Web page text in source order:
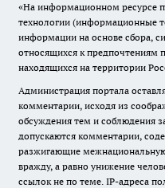
«На информационном ресурсе
технологии (информационные
информации на основе сбора,
относящихся к предпочтениям
находящихся на территории
Администрация портала
комментарии, исходя из
обсуждения тем и соблюдения
допускаются комментарии,
разжигающие
вражду, а равно унижение
ссылок не по теме. IP-адреса